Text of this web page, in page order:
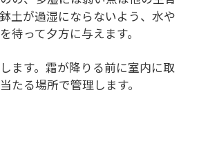
土が過湿にならないよう、水や
待って夕方に与えます。
ます。霜が降りる前に室内に取
たる場所で管理します。